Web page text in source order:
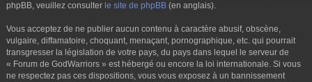
phpBB, veuillez consulter le site de phpBB (en anglais).
Vous acceptez de ne publier aucun contenu à caractère abusif, obscène,
vulgaire, diffamatoire, choquant, menaçant, pornographique, etc. qui pourrait
transgresser la législation de votre pays, du pays dans lequel le serveur de
« Forum de GodWarriors » est hébergé ou encore la loi internationale. Si vous
ne respectez pas ces dispositions, vous vous exposez à un bannissement